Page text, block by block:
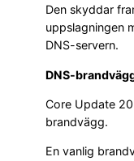
Den skyddar
uppslagningen
DNS-servern.
DNS-
Core Update
brandvägg.
En vanlig